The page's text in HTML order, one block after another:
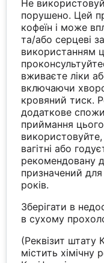
Не
порушено. Цей
кофеїн і може
та/або серцеві
використанням
вживаєте ліки
включаючи
кровяний тиск.
додаткове
приймання
вагітні або
рекомендовану
призначений
років.
Зберігати в
в сухому
(Реквізит штату
містить хімічну